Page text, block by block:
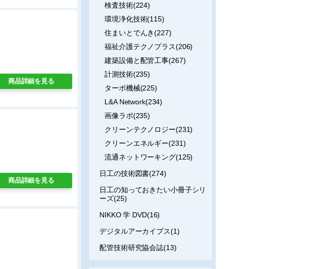
商品詳細を見る
商品詳細を見る
検査技術(224)
環境浄化技術(115)
住まいとでんき(227)
福祉介護テクノプラス(206)
建築設備と配管工事(267)
計測技術(235)
ターボ機械(225)
L&A Network(234)
画像ラボ(235)
クリーンテクノロジー(231)
クリーンエネルギー(231)
流通ネットワーキング(125)
日工の技術図書(274)
日工の知っておきたい小冊子シリ
ーズ(25)
NIKKO 学 DVD(16)
デジタルアーカイブス(1)
配管技術研究協会誌(13)